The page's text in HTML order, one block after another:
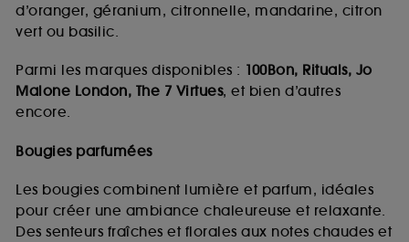
d’oranger, géranium, citronnelle, mandarine, citron
vert ou basilic.
Parmi les marques disponibles : 100Bon, Rituals, Jo
Malone London, The 7 Virtues, et bien d’autres
encore.
Bougies parfumées
Les bougies combinent lumière et parfum, idéales
pour créer une ambiance chaleureuse et relaxante.
Des senteurs fraîches et florales aux notes chaudes et